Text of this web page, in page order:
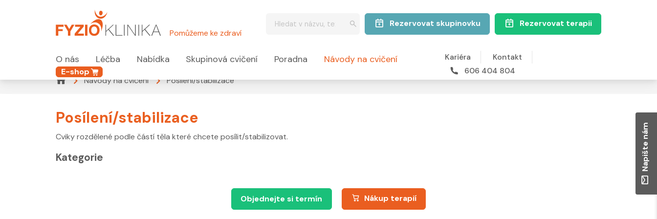
Pomůžeme ke zdraví
Rezervovat skupinovku Rezervovat terapii
O nás Léčba Nabídka Skupinová cvičení Poradna Návody na cvičení
E-shop
Kariéra
Kontakt
606 404 804
Návody na cvičení
Posílení/stabilizace
Posílení/stabilizace
Cviky rozdělené podle částí těla které chcete posílit/stabilizovat.
Kategorie
Objednejte si termín Nákup terapií
Napište nám